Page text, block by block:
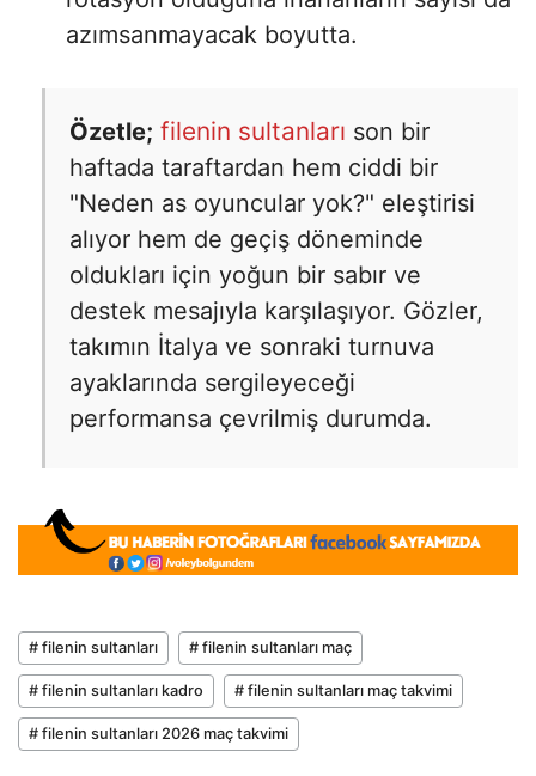
azımsanmayacak boyutta.
Özetle; filenin sultanları son bir
haftada taraftardan hem ciddi bir
"Neden as oyuncular yok?" eleştirisi
alıyor hem de geçiş döneminde
oldukları için yoğun bir sabır ve
destek mesajıyla karşılaşıyor. Gözler,
takımın İtalya ve sonraki turnuva
ayaklarında sergileyeceği
performansa çevrilmiş durumda.
# filenin sultanları # filenin sultanları maç
# filenin sultanları kadro # filenin sultanları maç takvimi
# filenin sultanları 2026 maç takvimi